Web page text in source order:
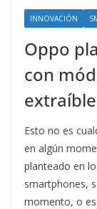
INNOVACIÓN
Oppo
con
Esto no es
en algún
planteado en
smartphones,
momento, o